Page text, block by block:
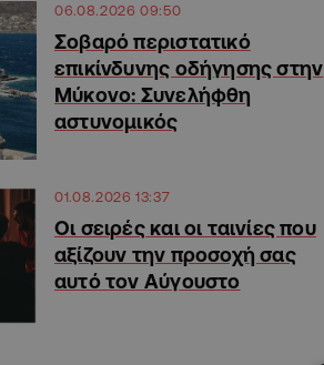
06.08.2026 09:50
Σοβαρό περιστατικό
επικίνδυνης οδήγησης στην
Μύκονο: Συνελήφθη
αστυνομικός
01.08.2026 13:37
Οι σειρές και οι ταινίες που
αξίζουν την προσοχή σας
αυτό τον Αύγουστο